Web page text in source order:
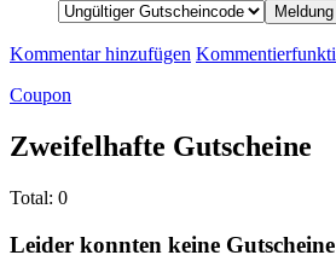
Kommentar hinzufügen
Coupon
Zweifelhafte Gutscheine
Total: 0
Leider konnten keine